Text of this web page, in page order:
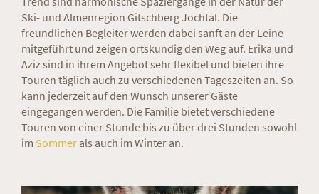
Ski- und Almenregion Gitschberg Jochtal. Die
freundlichen Begleiter werden dabei sanft an der Leine
mitgeführt und zeigen ortskundig den Weg auf. Erika und
Aziz sind in ihrem Angebot sehr flexibel und bieten ihre
Touren täglich auch zu verschiedenen Tageszeiten an. So
kann jederzeit auf den Wunsch unserer Gäste
eingegangen werden. Die Familie bietet verschiedene
Touren von einer Stunde bis zu über drei Stunden sowohl
im Sommer als auch im Winter an.